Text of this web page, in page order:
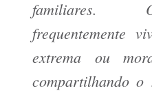
familiares.
frequentemente
extrema ou
compartilhando o